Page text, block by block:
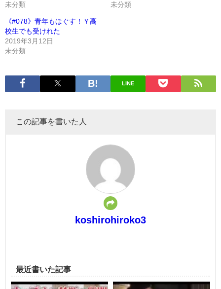
未分類
未分類
《#078》青年もほぐす！￥高
校生でも受けれた
2019年3月12日
未分類
LINE
この記事を書いた人
koshirohiroko3
最近書いた記事